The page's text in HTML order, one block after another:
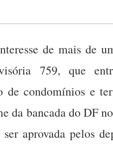
de mais de
759, que
de condomínios e
da bancada do DF
ser aprovada pelos